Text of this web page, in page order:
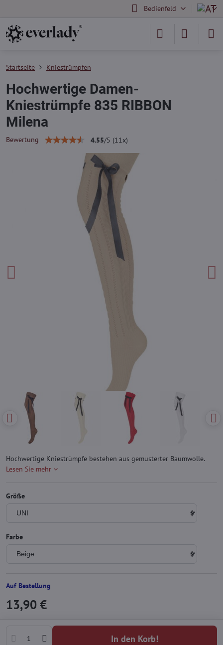
Bedienfeld
Startseite Kniestrümpfen
Hochwertige Damen-
Kniestrümpfe 835 RIBBON
Milena
Bewertung 4.55/5 (11 x)
Hochwertige Kniestrümpfe bestehen aus gemusterter Baumwolle.
Lesen Sie mehr
Größe
Farbe
Auf Bestellung
13,90 €
In den Korb!